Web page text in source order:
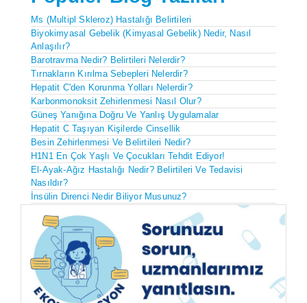
Ms (Multipl Skleroz) Hastalığı Belirtileri
Biyokimyasal Gebelik (Kimyasal Gebelik) Nedir, Nasıl
Anlaşılır?
Barotravma Nedir? Belirtileri Nelerdir?
Tırnakların Kırılma Sebepleri Nelerdir?
Hepatit C'den Korunma Yolları Nelerdir?
Karbonmonoksit Zehirlenmesi Nasıl Olur?
Güneş Yanığına Doğru Ve Yanlış Uygulamalar
Hepatit C Taşıyan Kişilerde Cinsellik
Besin Zehirlenmesi Ve Belirtileri Nedir?
H1N1 En Çok Yaşlı Ve Çocukları Tehdit Ediyor!
El-Ayak-Ağız Hastalığı Nedir? Belirtileri Ve Tedavisi
Nasıldır?
İnsülin Direnci Nedir Biliyor Musunuz?